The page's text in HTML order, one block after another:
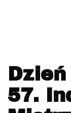
57.